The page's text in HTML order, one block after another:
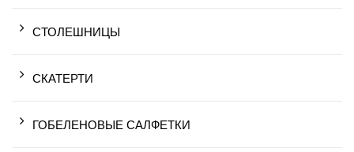
СТОЛЕШНИЦЫ
СКАТЕРТИ
ГОБЕЛЕНОВЫЕ САЛФЕТКИ